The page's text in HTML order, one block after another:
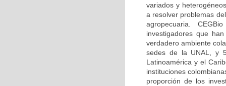
variados y
a resolver problemas
agropecuaria.
investigadores que
verdadero ambiente
sedes de la UNAL, y
Latinoamérica y el
instituciones
proporción de los